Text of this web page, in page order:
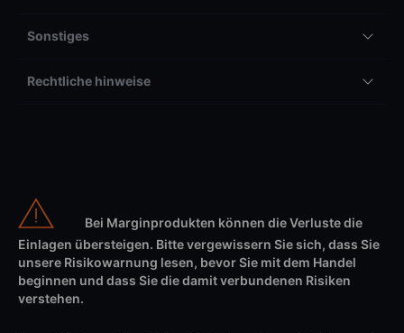
Sonstiges
Rechtliche hinweise
Bei Marginprodukten können die Verluste die
Einlagen übersteigen. Bitte vergewissern Sie sich, dass Sie
unsere Risikowarnung lesen, bevor Sie mit dem Handel
beginnen und dass Sie die damit verbundenen Risiken
verstehen.